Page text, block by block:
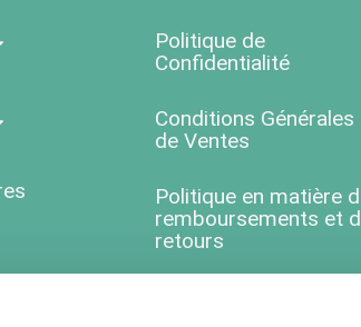
Politique de
Confidentialité
Conditions Générales
de Ventes
Politique en matière
remboursements et
retours